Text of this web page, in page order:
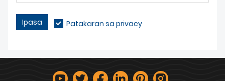
Ipasa Patakaran sa privacy